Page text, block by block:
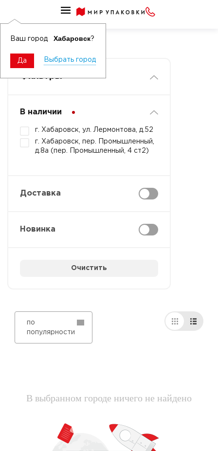
Ваш город Хабаровск?
Да Выбрать город
Банты праздничные
Фильтры
В наличии
г. Хабаровск, ул. Лермонтова, д.52
г. Хабаровск, пер. Промышленный,
д.8а (пер. Промышленный, 4 ст2)
Доставка
Новинка
Очистить
по
популярности
В выбранном городе ничего не найдено